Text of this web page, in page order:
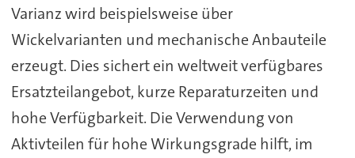
Varianz wird beispielsweise über
Wickelvarianten und mechanische Anbauteile
erzeugt. Dies sichert ein weltweit verfügbares
Ersatzteilangebot, kurze Reparaturzeiten und
hohe Verfügbarkeit. Die Verwendung von
Aktivteilen für hohe Wirkungsgrade hilft, im